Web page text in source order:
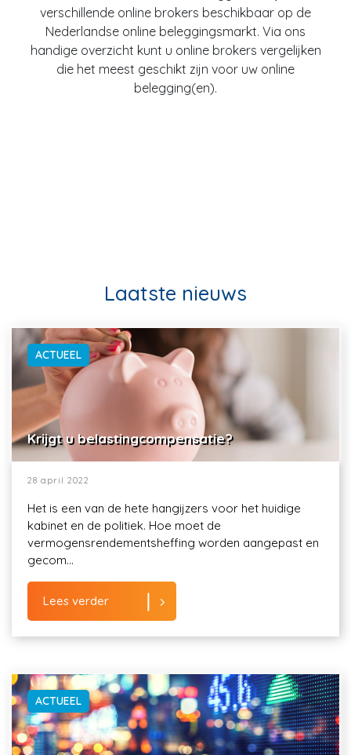
verschillende online brokers beschikbaar op de
Nederlandse online beleggingsmarkt. Via ons
handige overzicht kunt u online brokers vergelijken
die het meest geschikt zijn voor uw online
belegging(en).
Laatste nieuws
ACTUEEL
Krijgt u belastingcompensatie?
28 april 2022
Het is een van de hete hangijzers voor het huidige
kabinet en de politiek. Hoe moet de
vermogensrendementsheffing worden aangepast en
gecom...
Lees verder
ACTUEEL